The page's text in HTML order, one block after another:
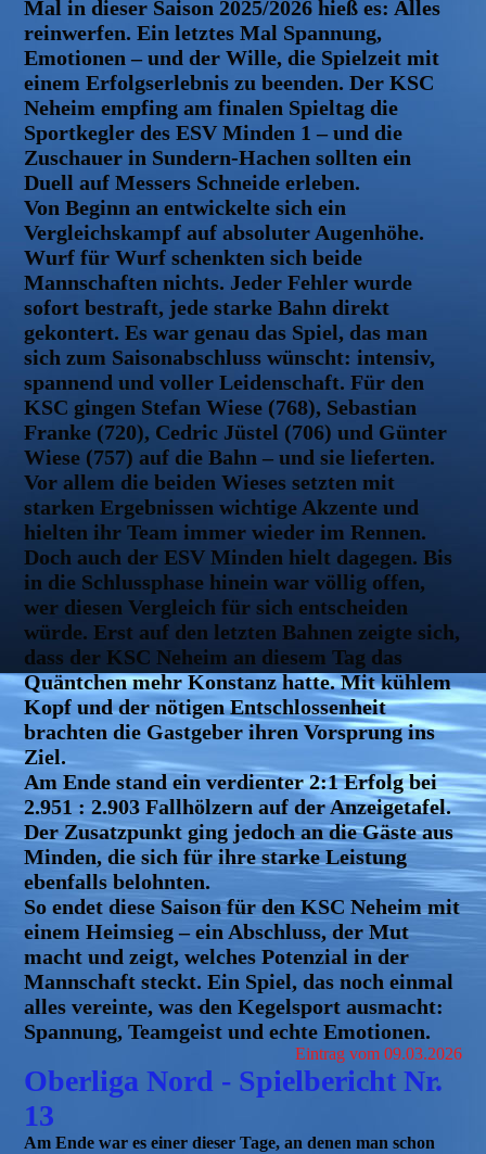
Mal in dieser Saison 2025/2026 hieß es: Alles
reinwerfen. Ein letztes Mal Spannung,
Emotionen – und der Wille, die Spielzeit mit
einem Erfolgserlebnis zu beenden. Der KSC
Neheim empfing am finalen Spieltag die
Sportkegler des ESV Minden 1 – und die
Zuschauer in Sundern-Hachen sollten ein
Duell auf Messers Schneide erleben.
Von Beginn an entwickelte sich ein
Vergleichskampf auf absoluter Augenhöhe.
Wurf für Wurf schenkten sich beide
Mannschaften nichts. Jeder Fehler wurde
sofort bestraft, jede starke Bahn direkt
gekontert. Es war genau das Spiel, das man
sich zum Saisonabschluss wünscht: intensiv,
spannend und voller Leidenschaft. Für den
KSC gingen Stefan Wiese (768), Sebastian
Franke (720), Cedric Jüstel (706) und Günter
Wiese (757) auf die Bahn – und sie lieferten.
Vor allem die beiden Wieses setzten mit
starken Ergebnissen wichtige Akzente und
hielten ihr Team immer wieder im Rennen.
Doch auch der ESV Minden hielt dagegen. Bis
in die Schlussphase hinein war völlig offen,
wer diesen Vergleich für sich entscheiden
würde. Erst auf den letzten Bahnen zeigte sich,
dass der KSC Neheim an diesem Tag das
Quäntchen mehr Konstanz hatte. Mit kühlem
Kopf und der nötigen Entschlossenheit
brachten die Gastgeber ihren Vorsprung ins
Ziel.
Am Ende stand ein verdienter 2:1 Erfolg bei
2.951 : 2.903 Fallhölzern auf der Anzeigetafel.
Der Zusatzpunkt ging jedoch an die Gäste aus
Minden, die sich für ihre starke Leistung
ebenfalls belohnten.
So endet diese Saison für den KSC Neheim mit
einem Heimsieg – ein Abschluss, der Mut
macht und zeigt, welches Potenzial in der
Mannschaft steckt. Ein Spiel, das noch einmal
alles vereinte, was den Kegelsport ausmacht:
Spannung, Teamgeist und echte Emotionen.
Eintrag vom 09.03.2026
Oberliga Nord - Spielbericht Nr.
13
Am Ende war es einer dieser Tage, an denen man schon